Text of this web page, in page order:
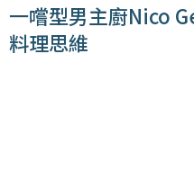
一嚐型男主廚Nico
料理思維